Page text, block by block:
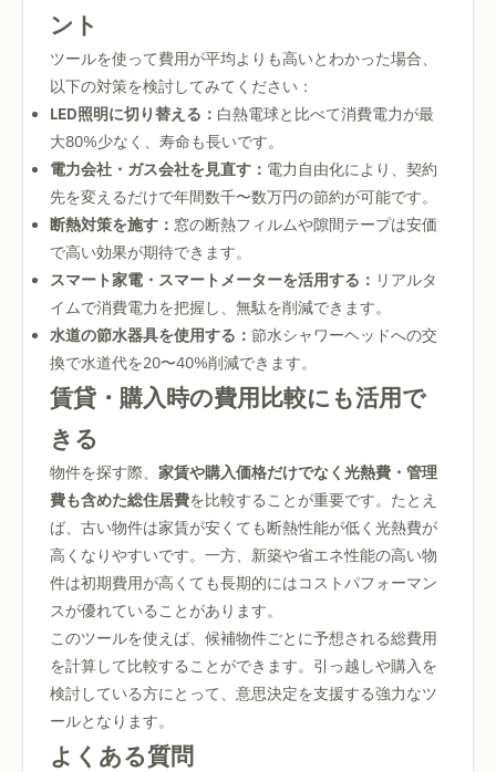
ント
ツールを使って費用が平均よりも高いとわかった場合、
以下の対策を検討してみてください：
LED照明に切り替える： 白熱電球と比べて消費電力が最
大80%少なく、寿命も長いです。
電力会社・ガス会社を見直す： 電力自由化により、契約
先を変えるだけで年間数千〜数万円の節約が可能です。
断熱対策を施す： 窓の断熱フィルムや隙間テープは安価
で高い効果が期待できます。
スマート家電・スマートメーターを活用する： リアルタ
イムで消費電力を把握し、無駄を削減できます。
水道の節水器具を使用する： 節水シャワーヘッドへの交
換で水道代を20〜40%削減できます。
賃貸・購入時の費用比較にも活用で
きる
物件を探す際、 家賃や購入価格だけでなく光熱費・管理
費も含めた総住居費を比較することが重要です。たとえ
ば、古い物件は家賃が安くても断熱性能が低く光熱費が
高くなりやすいです。一方、新築や省エネ性能の高い物
件は初期費用が高くても長期的にはコストパフォーマン
スが優れていることがあります。
このツールを使えば、候補物件ごとに予想される総費用
を計算して比較することができます。引っ越しや購入を
検討している方にとって、意思決定を支援する強力なツ
ールとなります。
よくある質問